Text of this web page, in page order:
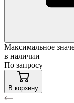
Максимальное
в наличии
По запросу
В корзину